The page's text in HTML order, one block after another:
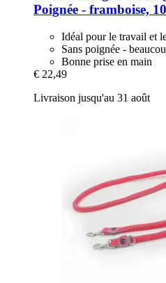
Poignée -​ framboise,
Idéal pour le travail et
Sans poignée -
Bonne prise en main
€ 22,49
Livraison jusqu'au 31 août